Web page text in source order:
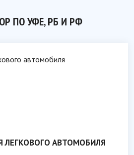
ПО УФЕ, РБ И РФ
ЛЕГКОВОГО АВТОМОБИЛЯ